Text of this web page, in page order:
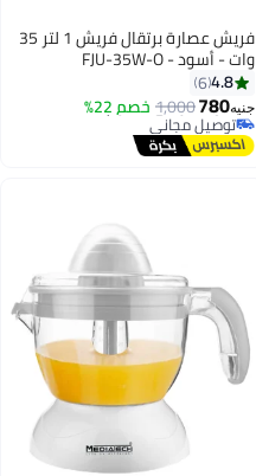
فريش عصارة برتقال فريش 1 لتر 35
وات - أسود - FJU-35W-O‏
4.8
6
جنيه780
1,000خصم 22%
أقل سعر في 30 يوم
توصيل مجاني